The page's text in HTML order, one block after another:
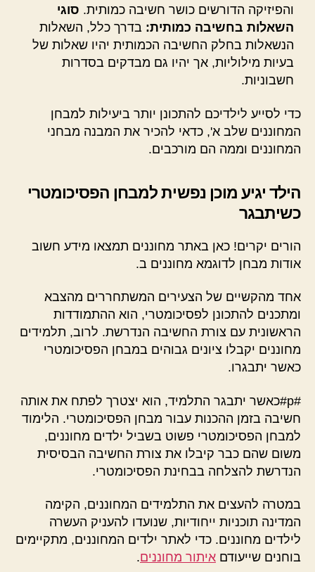
והפיזיקה הדורשים כושר חשיבה כמותית. סוגי
השאלות בחשיבה כמותית: בדרך כלל, השאלות
הנשאלות בחלק החשיבה הכמותית יהיו שאלות של
בעיות מילוליות, אך יהיו גם מבדקים בסדרות
חשבוניות.
כדי לסייע לילדיכם להתכונן יותר ביעילות למבחן
המחוננים שלב א', כדאי להכיר את המבנה מבחני
המחוננים וממה הם מורכבים.
הילד יגיע מוכן נפשית למבחן הפסיכומטרי
כשיתבגר
הורים יקרים! כאן באתר מחוננים תמצאו מידע חשוב
אודות מבחן לדוגמא מחוננים ב.
אחד מהקשיים של הצעירים המשתחררים מהצבא
ומתכנים להתכונן לפסיכומטרי, הוא ההתמודדות
הראשונית עם צורת החשיבה הנדרשת. לרוב, תלמידים
מחוננים יקבלו ציונים גבוהים במבחן הפסיכומטרי
כאשר יתבגרו.
#p#כאשר יתבגר התלמיד, הוא יצטרך לפתח את אותה
חשיבה בזמן ההכנות עבור מבחן הפסיכומטרי. הלימוד
למבחן הפסיכומטרי פשוט בשביל ילדים מחוננים,
משום שהם כבר קיבלו את צורת החשיבה הבסיסית
הנדרשת להצלחה בבחינת הפסיכומטרי.
במטרה להעצים את התלמידים המחוננים, הקימה
המדינה תוכניות ייחודיות, שנועדו להעניק העשרה
לילדים מחוננים. כדי לאתר ילדים המחוננים, מתקיימים
בוחנים שייעודם איתור מחוננים.